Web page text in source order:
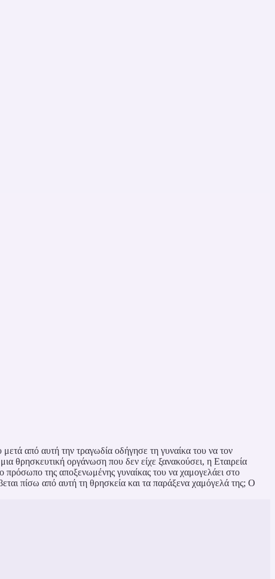
από αυτή την τραγωδία οδήγησε τη γυναίκα του να τον
θρησκευτική οργάνωση που δεν είχε ξανακούσει, η Εταιρεία
πρόσωπο της αποξενωμένης γυναίκας του να χαμογελάει στο
πίσω από αυτή τη θρησκεία και τα παράξενα χαμόγελά της; Ο